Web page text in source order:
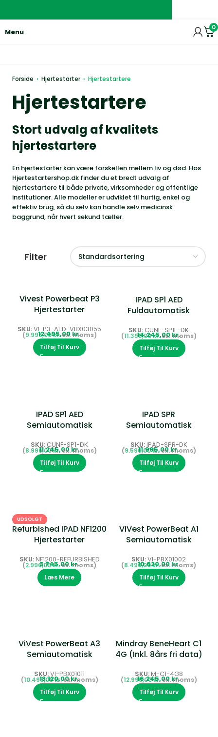
Menu 0
Forside › Hjertestarter › Hjertestartere
Hjertestartere
Stort udvalg af kvalitets
hjertestartere
En hjertestarter kan være forskellen mellem liv og død. Hos
Hjertestartershop.dk finder du et bredt udvalg af
hjertestartere til både private, virksomheder og offentlige
institutioner. Alle modeller er udviklet til hurtig, enkel og
effektiv brug, så du selv kan handle selv medicinsk
baggrund, når hvert sekund tæller.
Filter
Vivest Powerbeat P3
Hjertestarter
SKU:VI-P3-AED-VBX03055
kr.
9.996,00kr.
Tilføj Til Kurv
IPAD SP1 AED
Fuldautomatisk
SKU: CUNF-SP1F-DK
kr.
11.396,00kr.
Tilføj Til Kurv
IPAD SP1 AED
Semiautomatisk
SKU: CUNF-SP1-DK
kr.
8.996,00kr.
Tilføj Til Kurv
IPAD SPR
Semiautomatisk
SKU:IPAD-SPR-DK
kr.
9.596,00kr.
Tilføj Til Kurv
UDSOLGT
Refurbished IPAD NF1200
Hjertestarter
SKU:NF1200-REFURBISHED
kr.
2.996,00kr.
Læs Mere
ViVest PowerBeat A1
Semiautomatisk
SKU:VI-PBX01002
kr.
8.496,00kr.
Tilføj Til Kurv
ViVest PowerBeat A3
Semiautomatisk
SKU:VI-PBX01011
kr.
10.496,00kr.
Tilføj Til Kurv
Mindray BeneHeart C1
4G (Inkl. 8års fri data)
SKU:M-C1-4G8
kr.
12.996,00kr.
Tilføj Til Kurv